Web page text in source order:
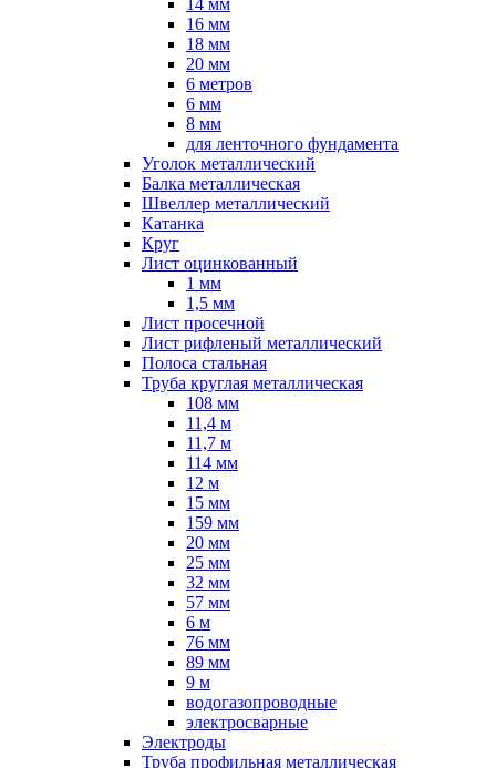
14 мм
16 мм
18 мм
20 мм
6 метров
6 мм
8 мм
для ленточного фундамента
Уголок металлический
Балка металлическая
Швеллер металлический
Катанка
Круг
Лист оцинкованный
1 мм
1,5 мм
Лист просечной
Лист рифленый металлический
Полоса стальная
Труба круглая металлическая
108 мм
11,4 м
11,7 м
114 мм
12 м
15 мм
159 мм
20 мм
25 мм
32 мм
57 мм
6 м
76 мм
89 мм
9 м
водогазопроводные
электросварные
Электроды
Труба профильная металлическая